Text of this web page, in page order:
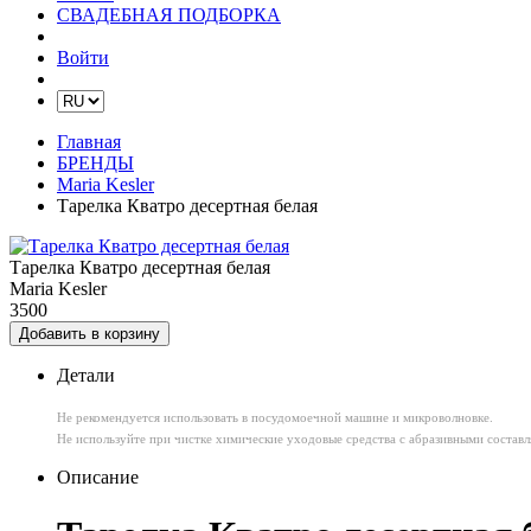
СВАДЕБНАЯ ПОДБОРКА
Войти
Главная
БРЕНДЫ
Maria Kesler
Тарелка Кватро десертная белая
Тарелка Кватро десертная белая
Maria Kesler
3500
Добавить в корзину
Детали
Не рекомендуется использовать в посудомоечной машине и микроволновке.
Не используйте при чистке химические уходовые средства с абразивными
Описание